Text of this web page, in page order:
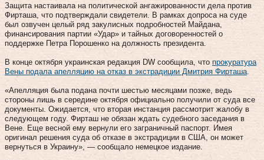
Защита настаивала на политической ангажированности дела против
Фирташа, что подтверждали свидетели. В рамках допроса на суде
был озвучен целый ряд закулисных подробностей Майдана,
финансирования партии «Удар» и тайных договоренностей о
поддержке Петра Порошенко на должность президента.
В конце октября украинская редакция DW сообщила, что прокуратура
Вены подала апелляцию на отказ в экстрадиции Дмитрия Фирташа
«Апелляция была подана почти шестью месяцами позже, ведь
стороны лишь в середине октября официально получили от суда все
документы. Ожидается, что вторая инстанция рассмотрит жалобу в
следующем году. Фирташ не обязан ждать судебного заседания в
Вене. Еще весной ему вернули его заграничный паспорт. Имея
оригинал решения суда об отказе в экстрадиции в США, он может
вернуться в Украину», — сообщало немецкое издание.